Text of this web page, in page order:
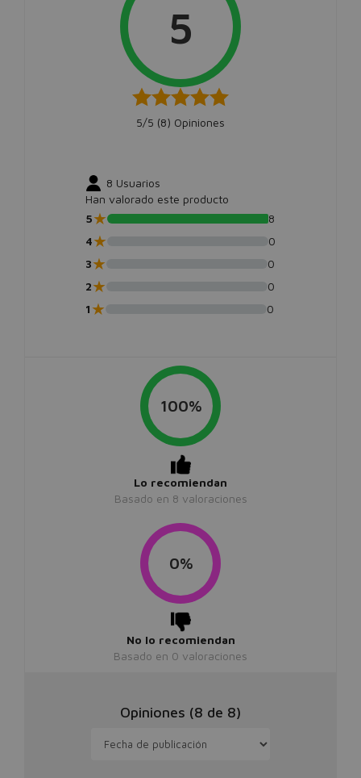
5
5/5 (8) Opiniones
8 Usuarios
Han valorado este producto
5★
8
4★
0
3★
0
2★
0
1★ 0
100%
Lo recomiendan
Basado en 8 valoraciones
0%
No lo recomiendan
Basado en 0 valoraciones
Opiniones (8 de 8)